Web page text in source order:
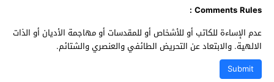
Comments Rules :
عدم الإساءة للكاتب أو للأشخاص أو للمقدسات أو مهاجمة الأديان أو الذات
الالهية. والابتعاد عن التحريض الطائفي والعنصري والشتائم.